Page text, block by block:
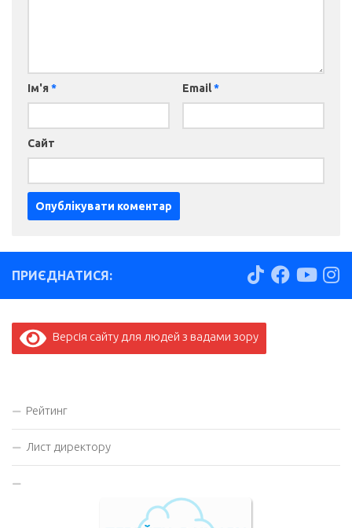
Ім'я * Email*
Сайт
ПРИЄДНАТИСЯ:
Версія сайту для людей з вадами зору
Рейтинг
Лист директору